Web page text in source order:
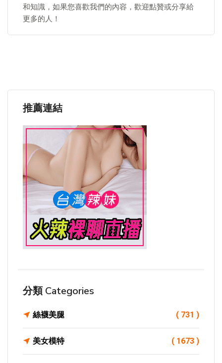
和知識，如果您喜歡我們的內容，歡迎點贊或分享給
更多的人！
推薦連結
分類 Categories
絲襪美腿 ( 731 )
美女模特 ( 1673 )